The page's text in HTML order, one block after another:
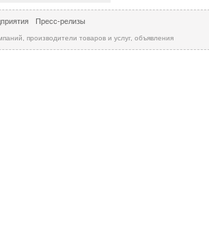
Пресс-релизы
производители товаров и услуг, объявления